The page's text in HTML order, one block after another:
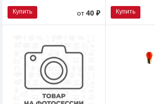
Купить от40 ₽ Купить